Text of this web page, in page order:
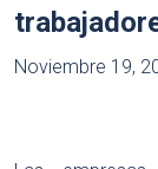
Noviembre 19,